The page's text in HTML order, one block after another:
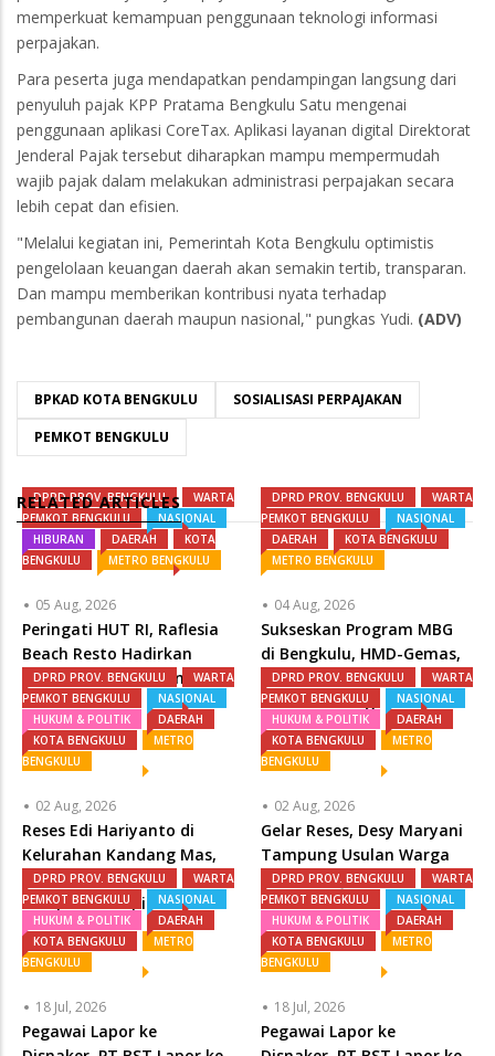
memperkuat kemampuan penggunaan teknologi informasi
perpajakan.
Para peserta juga mendapatkan pendampingan langsung dari
penyuluh pajak KPP Pratama Bengkulu Satu mengenai
penggunaan aplikasi CoreTax. Aplikasi layanan digital Direktorat
Jenderal Pajak tersebut diharapkan mampu mempermudah
wajib pajak dalam melakukan administrasi perpajakan secara
lebih cepat dan efisien.
"Melalui kegiatan ini, Pemerintah Kota Bengkulu optimistis
pengelolaan keuangan daerah akan semakin tertib, transparan.
Dan mampu memberikan kontribusi nyata terhadap
pembangunan daerah maupun nasional," pungkas Yudi. (ADV)
BPKAD KOTA BENGKULU
SOSIALISASI PERPAJAKAN
PEMKOT BENGKULU
RELATED ARTICLES
DPRD PROV. BENGKULU
WARTA
PEMKOT BENGKULU
NASIONAL
HIBURAN
DAERAH
KOTA
BENGKULU
METRO BENGKULU
05 Aug, 2026
Peringati HUT RI, ‎Raflesia
Beach Resto Hadirkan
Promo Kemerdekaan
DPRD PROV. BENGKULU
WARTA
PEMKOT BENGKULU
NASIONAL
DAERAH
KOTA BENGKULU
METRO BENGKULU
04 Aug, 2026
Sukseskan Program MBG
di Bengkulu, HMD-Gemas,
SPPI, dan Pemprov,
Perkuat Sinergi
DPRD PROV. BENGKULU
WARTA
PEMKOT BENGKULU
NASIONAL
HUKUM & POLITIK
DAERAH
KOTA BENGKULU
METRO
BENGKULU
02 Aug, 2026
Reses Edi Hariyanto di
Kelurahan Kandang Mas,
Warga Antusias
Sampaikan Aspirasi
DPRD PROV. BENGKULU
WARTA
PEMKOT BENGKULU
NASIONAL
HUKUM & POLITIK
DAERAH
KOTA BENGKULU
METRO
BENGKULU
02 Aug, 2026
Gelar Reses, Desy Maryani
Tampung Usulan Warga
Terkait BPJS dan
Infrastruktur
DPRD PROV. BENGKULU
WARTA
PEMKOT BENGKULU
NASIONAL
HUKUM & POLITIK
DAERAH
KOTA BENGKULU
METRO
BENGKULU
18 Jul, 2026
Pegawai Lapor ke
DPRD PROV. BENGKULU
WARTA
PEMKOT BENGKULU
NASIONAL
HUKUM & POLITIK
DAERAH
KOTA BENGKULU
METRO
BENGKULU
18 Jul, 2026
Pegawai Lapor ke